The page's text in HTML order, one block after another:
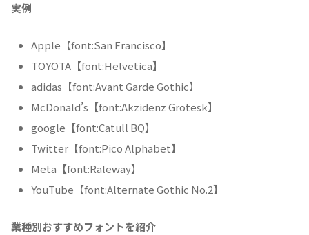
実例
Apple【font:San Francisco】
TOYOTA【font:Helvetica】
adidas【font:Avant Garde Gothic】
McDonald’s【font:Akzidenz Grotesk】
google【font:Catull BQ】
Twitter【font:Pico Alphabet】
Meta【font:Raleway】
YouTube【font:Alternate Gothic No.2】
業種別おすすめフォントを紹介